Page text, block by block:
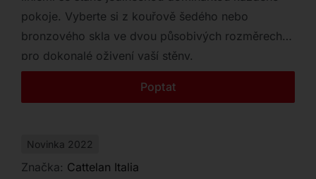
Outlet
Kontakt
pokoje. Vyberte si z kouřově šedého nebo
bronzového skla ve dvou působivých rozměrech
pro dokonalé oživení vaší stěny.
Poptat
Novinka 2022
Značka: Cattelan Italia